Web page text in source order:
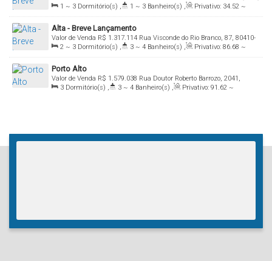
81320-250, Portão, Curitiba, Paraná, Brasil
1 ~ 3 Dormitório(s) , 1 ~ 3 Banheiro(s) , Privativo: 34.52 ~
171.73m² , Total: 34.52m² , Útil: 34.52~ 171.73m²
Alta - Breve Lançamento
R$ 1.317.114
Valor de Venda
Rua Visconde do Rio Branco, 87, 80410-
000, Mercês, Curitiba, Paraná, Brasil
2 ~ 3 Dormitório(s) , 3 ~ 4 Banheiro(s) , Privativo: 86.68 ~
334.42m² , 2 ~ 3 Suíte(s) , Total: 86.00m² , 1 ~ 3 Vaga(s) ,
Útil: 86 .00~ 243
Porto Alto
R$ 1.579.038
Valor de Venda
Rua Doutor Roberto Barrozo, 2041,
80810-090, Mercês, Curitiba, Paraná, Brasil
3 Dormitório(s) , 3 ~ 4 Banheiro(s) , Privativo: 91 .62 ~